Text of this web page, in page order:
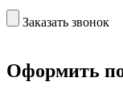
Заказать звонок
Оформить